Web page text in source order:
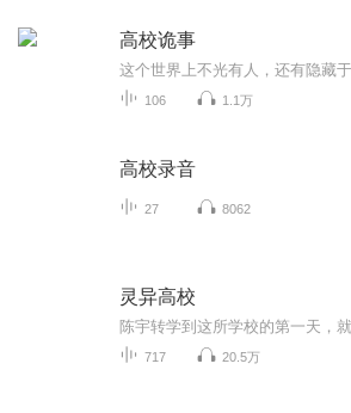
高校诡事
106 1.1万
高校录音
27 8062
灵异高校
717 20.5万